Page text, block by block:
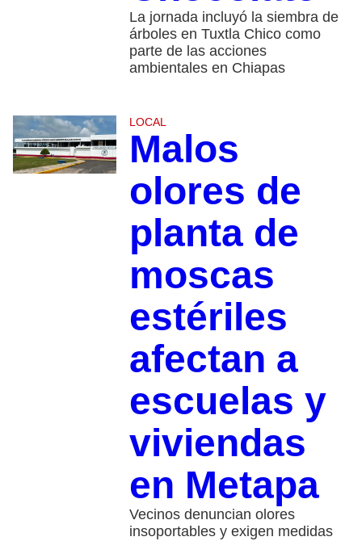
La jornada incluyó la siembra de
árboles en Tuxtla Chico como
parte de las acciones
ambientales en Chiapas
LOCAL
Malos
olores de
planta de
moscas
estériles
afectan a
escuelas y
viviendas
en Metapa
Vecinos denuncian olores
insoportables y exigen medidas